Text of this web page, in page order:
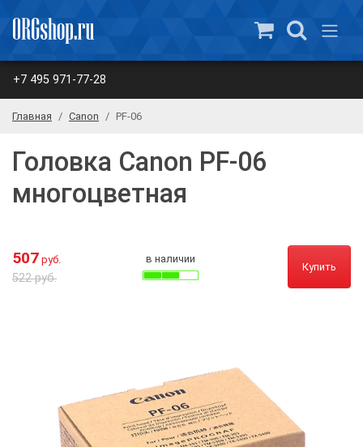
+7 495 971-77-28
Главная Canon PF-06
Головка Canon PF-06
многоцветная
507 руб.
522 руб.
в наличии
Купить